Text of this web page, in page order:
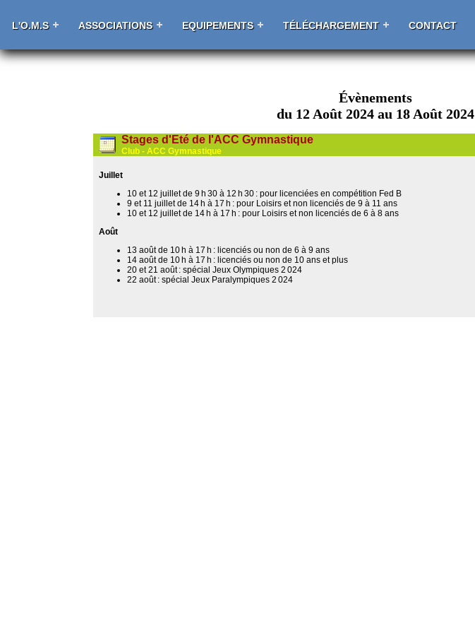
L'O.M.S ASSOCIATIONS EQUIPEMENTS TÉLÉCHARGEMENT CONTACT
Évènements
du 12 Août 2024 au 18 Août 2024
Stages d'Eté de l'ACC Gymnastique
Club - ACC Gymnastique
Juillet
10 et 12 juillet de 9 h 30 à 12 h 30 : pour licenciées en compétition Fed B
9 et 11 juillet de 14 h à 17 h : pour Loisirs et non licenciés de 9 à 11 ans
10 et 12 juillet de 14 h à 17 h : pour Loisirs et non licenciés de 6 à 8 ans
Août
13 août de 10 h à 17 h : licenciés ou non de 6 à 9 ans
14 août de 10 h à 17 h : licenciés ou non de 10 ans et plus
20 et 21 août : spécial Jeux Olympiques 2 024
22 août : spécial Jeux Paralympiques 2 024